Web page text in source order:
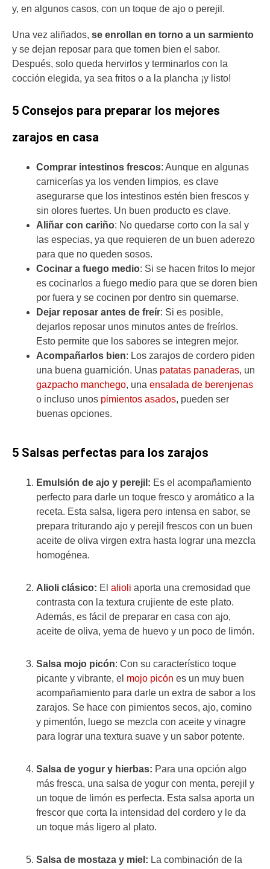
y, en algunos casos, con un toque de ajo o perejil.
Una vez aliñados, se enrollan en torno a un sarmiento
y se dejan reposar para que tomen bien el sabor.
Después, solo queda hervirlos y terminarlos con la
cocción elegida, ya sea fritos o a la plancha ¡y listo!
5 Consejos para preparar los mejores
zarajos en casa
Comprar intestinos frescos: Aunque en algunas
carnicerías ya los venden limpios, es clave
asegurarse que los intestinos estén bien frescos y
sin olores fuertes. Un buen producto es clave.
Aliñar con cariño: No quedarse corto con la sal y
las especias, ya que requieren de un buen aderezo
para que no queden sosos.
Cocinar a fuego medio: Si se hacen fritos lo mejor
es cocinarlos a fuego medio para que se doren bien
por fuera y se cocinen por dentro sin quemarse.
Dejar reposar antes de freír: Si es posible,
dejarlos reposar unos minutos antes de freírlos.
Esto permite que los sabores se integren mejor.
Acompañarlos bien: Los zarajos de cordero piden
una buena guarnición. Unas patatas panaderas, un
gazpacho manchego, una ensalada de berenjenas
o incluso unos pimientos asados, pueden ser
buenas opciones.
5 Salsas perfectas para los zarajos
Emulsión de ajo y perejil: Es el acompañamiento
perfecto para darle un toque fresco y aromático a la
receta. Esta salsa, ligera pero intensa en sabor, se
prepara triturando ajo y perejil frescos con un buen
aceite de oliva virgen extra hasta lograr una mezcla
homogénea.
Alioli clásico: El alioli aporta una cremosidad que
contrasta con la textura crujiente de este plato.
Además, es fácil de preparar en casa con ajo,
aceite de oliva, yema de huevo y un poco de limón.
Salsa mojo picón: Con su característico toque
picante y vibrante, el mojo picón es un muy buen
acompañamiento para darle un extra de sabor a los
zarajos. Se hace con pimientos secos, ajo, comino
y pimentón, luego se mezcla con aceite y vinagre
para lograr una textura suave y un sabor potente.
Salsa de yogur y hierbas: Para una opción algo
más fresca, una salsa de yogur con menta, perejil y
un toque de limón es perfecta. Esta salsa aporta un
frescor que corta la intensidad del cordero y le da
un toque más ligero al plato.
Salsa de mostaza y miel: La combinación de la